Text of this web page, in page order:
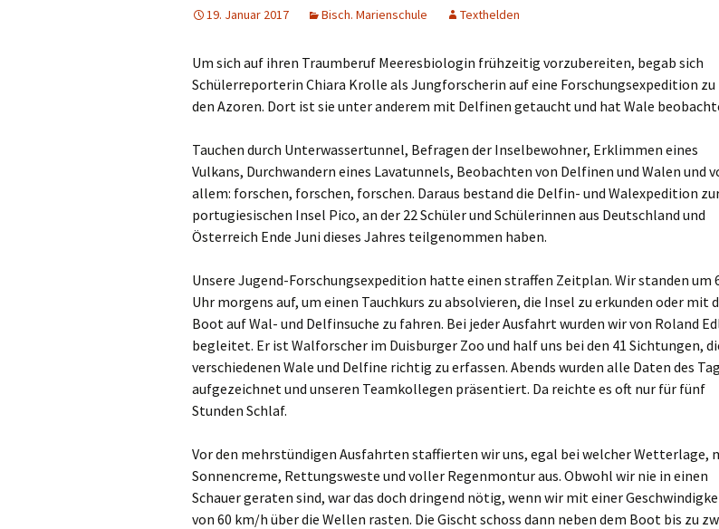
Düsseldorf
Emmerich
Erkelenz
Erkrath
Geldern
Goch
Grevenbroich
Haan
Heiligenhaus
Hilden
19. Januar 2017 Bisch. Marienschule Texthelden
Um sich auf ihren Traumberuf Meeresbiologin frühzeitig vorzubereiten, begab sich
Schülerreporterin Chiara Krolle als Jungforscherin auf eine Forschungsexpedition zu
den Azoren. Dort ist sie unter anderem mit Delfinen getaucht und hat Wale
Tauchen durch Unterwassertunnel, Befragen der Inselbewohner, Erklimmen eines
Vulkans, Durchwandern eines Lavatunnels, Beobachten von Delfinen und Walen und
allem: forschen, forschen, forschen. Daraus bestand die Delfin- und Walexpedition
portugiesischen Insel Pico, an der 22 Schüler und Schülerinnen aus Deutschland und
Österreich Ende Juni dieses Jahres teilgenommen haben.
Unsere Jugend-Forschungsexpedition hatte einen straffen Zeitplan. Wir standen um
Uhr morgens auf, um einen Tauchkurs zu absolvieren, die Insel zu erkunden oder mit
Boot auf Wal- und Delfinsuche zu fahren. Bei jeder Ausfahrt wurden wir von Roland
begleitet. Er ist Walforscher im Duisburger Zoo und half uns bei den 41 Sichtungen,
verschiedenen Wale und Delfine richtig zu erfassen. Abends wurden alle Daten des
aufgezeichnet und unseren Teamkollegen präsentiert. Da reichte es oft nur für fünf
Stunden Schlaf.
Vor den mehrstündigen Ausfahrten staffierten wir uns, egal bei welcher Wetterlage,
Sonnencreme, Rettungsweste und voller Regenmontur aus. Obwohl wir nie in einen
Schauer geraten sind, war das doch dringend nötig, wenn wir mit einer
von 60 km/h über die Wellen rasten. Die Gischt schoss dann neben dem Boot bis zu